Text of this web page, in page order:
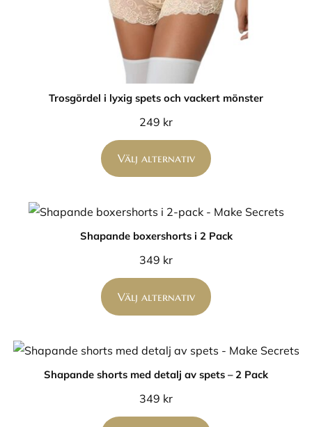
Trosgördel i lyxig spets och vackert mönster
249 kr
Välj alternativ
Shapande boxershorts i 2 Pack
349 kr
Välj alternativ
Shapande shorts med detalj av spets – 2 Pack
349 kr